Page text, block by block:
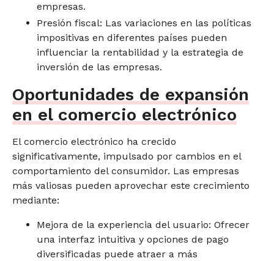
empresas.
Presión fiscal: Las variaciones en las políticas
impositivas en diferentes países pueden
influenciar la rentabilidad y la estrategia de
inversión de las empresas.
Oportunidades de expansión
en el comercio electrónico
El comercio electrónico ha crecido
significativamente, impulsado por cambios en el
comportamiento del consumidor. Las empresas
más valiosas pueden aprovechar este crecimiento
mediante:
Mejora de la experiencia del usuario: Ofrecer
una interfaz intuitiva y opciones de pago
diversificadas puede atraer a más